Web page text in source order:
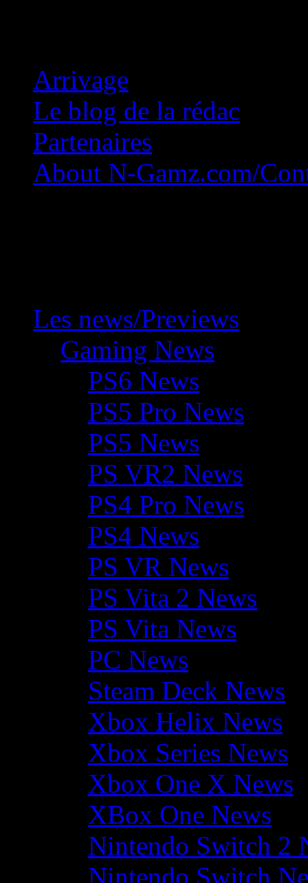
Arrivage
Le blog de la rédac
Partenaires
About N-Gamz.com/
Les news/Previews
Gaming News
PS6 News
PS5 Pro News
PS5 News
PS VR2 News
PS4 Pro News
PS4 News
PS VR News
PS Vita 2 News
PS Vita News
PC News
Steam Deck News
Xbox Helix News
Xbox Series News
Xbox One X News
XBox One News
Nintendo Switch 2
Nintendo Switch